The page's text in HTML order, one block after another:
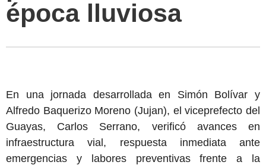
época lluviosa
En una jornada desarrollada en Simón Bolívar y
Alfredo Baquerizo Moreno (Jujan), el viceprefecto del
Guayas, Carlos Serrano, verificó avances en
infraestructura vial, respuesta inmediata ante
emergencias y labores preventivas frente a la